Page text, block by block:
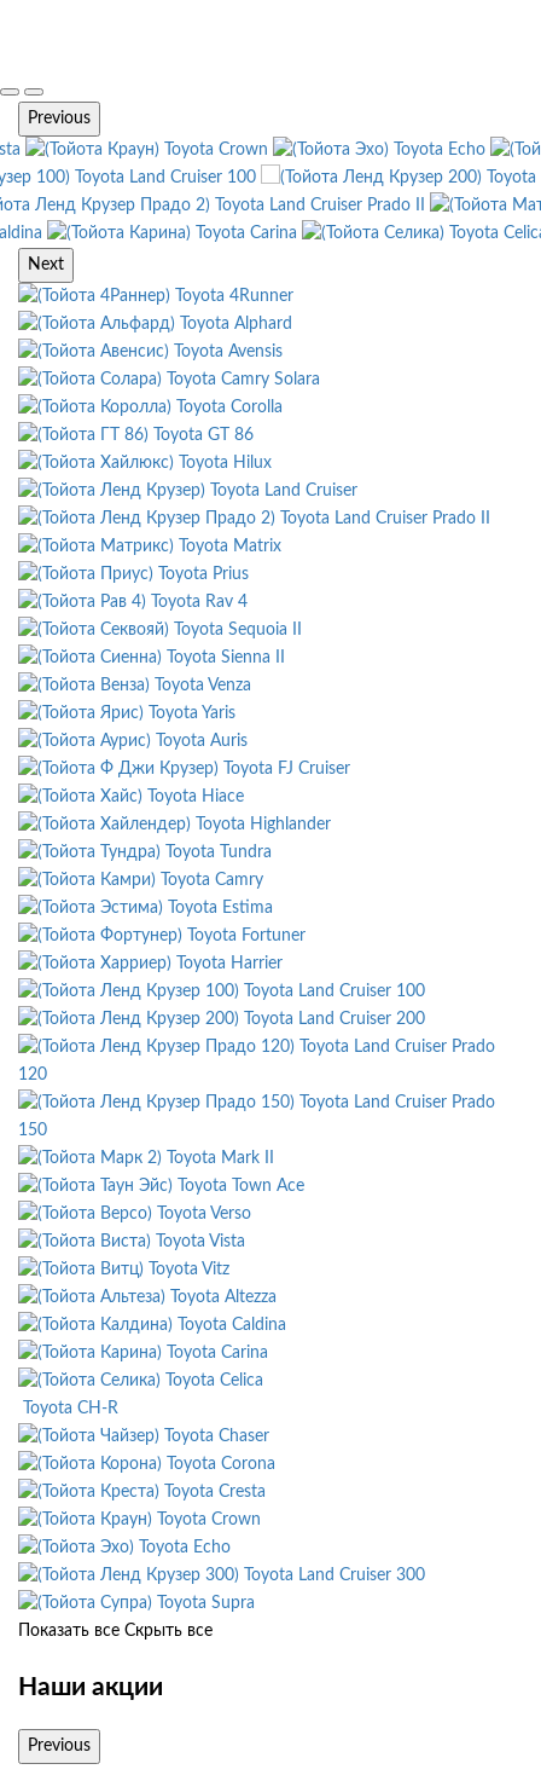
Previous
Toyota Crown
Toyota Echo
Toyota Land Cruiser 100
Toyota Land Cruiser Prado II
Toyota Carina
Toyota
Next
Toyota 4Runner
Toyota Alphard
Toyota Avensis
Toyota Camry Solara
Toyota Corolla
Toyota GT 86
Toyota Hilux
Toyota Land Cruiser
Toyota Land Cruiser Prado II
Toyota Matrix
Toyota Prius
Toyota Rav 4
Toyota Sequoia II
Toyota Sienna II
Toyota Venza
Toyota Yaris
Toyota Auris
Toyota FJ Cruiser
Toyota Hiace
Toyota Highlander
Toyota Tundra
Toyota Camry
Toyota Estima
Toyota Fortuner
Toyota Harrier
Toyota Land Cruiser 100
Toyota Land Cruiser 200
Toyota Land Cruiser Prado
120
Toyota Land Cruiser Prado
150
Toyota Mark II
Toyota Town Ace
Toyota Verso
Toyota Vista
Toyota Vitz
Toyota Altezza
Toyota Caldina
Toyota Carina
Toyota Celica
Toyota CH-R
Toyota Chaser
Toyota Corona
Toyota Cresta
Toyota Crown
Toyota Echo
Toyota Land Cruiser 300
Toyota Supra
Показать все Скрыть все
Наши акции
Previous